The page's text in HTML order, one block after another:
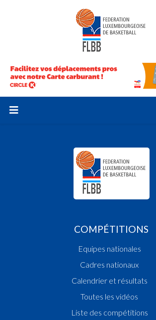
COMPÉTITIONS
Equipes nationales
Cadres nationaux
Calendrier et résultats
Toutes les vidéos
Liste des compétitions